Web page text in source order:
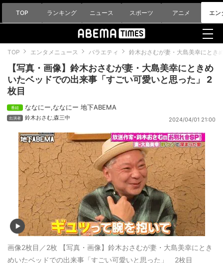
TOP ランキング ニュース スポーツ アニメ エン
TOP エンタメニュース バラエティ 鈴木おさむが妻・大島美幸にとき
【写真・画像】鈴木おさむが妻・大島美幸にときめ
いたベッドでの出来事「すごい可愛いと思った」 2
枚目
ななにー,ななにー 地下ABEMA
鈴木おさむ,森三中 2024/04/01 21:00
画像2枚目／2枚 【写真・画像】鈴木おさむが妻・大島美幸にとき
めいたベッドでの出来事「すごい可愛いと思った」 2枚目